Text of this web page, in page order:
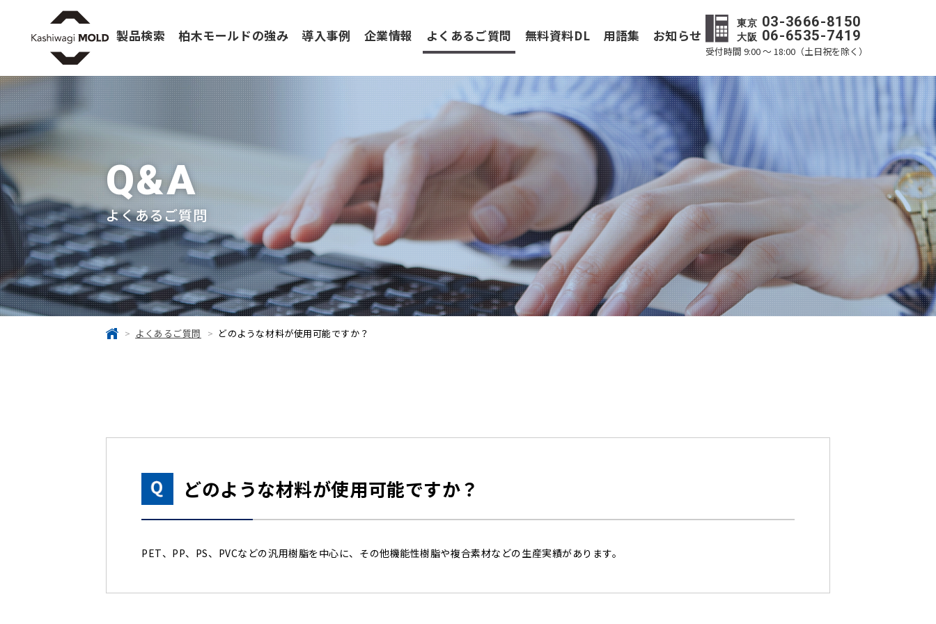
製品検索 柏木モールドの強み 導入事例 企業情報 よくあるご質問 無料資料DL 用語集 お知らせ
東京 03-3666-8150
大阪 06-6535-7419
受付時間 9:00 ～ 18:00（土日祝を除く）
Q&A
よくあるご質問
よくあるご質問 どのような材料が使用可能ですか？
どのような材料が使用可能ですか？
PET、PP、PS、PVCなどの汎用樹脂を中心に、その他機能性樹脂や複合素材などの生産実績があります。